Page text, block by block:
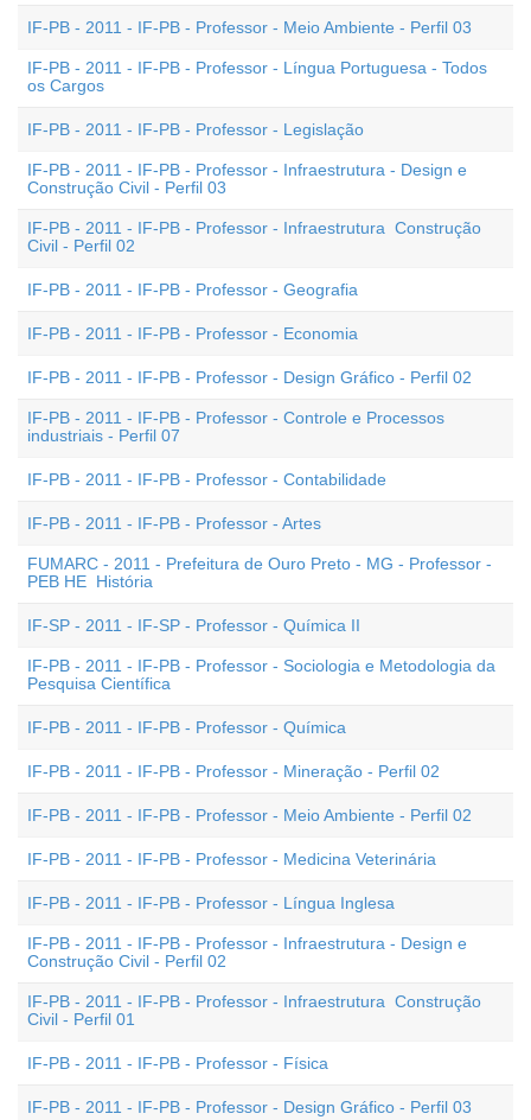
IF-PB - 2011 - IF-PB - Professor - Meio Ambiente - Perfil 03
IF-PB - 2011 - IF-PB - Professor - Língua Portuguesa - Todos
os Cargos
IF-PB - 2011 - IF-PB - Professor - Legislação
IF-PB - 2011 - IF-PB - Professor - Infraestrutura - Design e
Construção Civil - Perfil 03
IF-PB - 2011 - IF-PB - Professor - Infraestrutura  Construção
Civil - Perfil 02
IF-PB - 2011 - IF-PB - Professor - Geografia
IF-PB - 2011 - IF-PB - Professor - Economia
IF-PB - 2011 - IF-PB - Professor - Design Gráfico - Perfil 02
IF-PB - 2011 - IF-PB - Professor - Controle e Processos
industriais - Perfil 07
IF-PB - 2011 - IF-PB - Professor - Contabilidade
IF-PB - 2011 - IF-PB - Professor - Artes
FUMARC - 2011 - Prefeitura de Ouro Preto - MG - Professor -
PEB HE  História
IF-SP - 2011 - IF-SP - Professor - Química II
IF-PB - 2011 - IF-PB - Professor - Sociologia e Metodologia da
Pesquisa Científica
IF-PB - 2011 - IF-PB - Professor - Química
IF-PB - 2011 - IF-PB - Professor - Mineração - Perfil 02
IF-PB - 2011 - IF-PB - Professor - Meio Ambiente - Perfil 02
IF-PB - 2011 - IF-PB - Professor - Medicina Veterinária
IF-PB - 2011 - IF-PB - Professor - Língua Inglesa
IF-PB - 2011 - IF-PB - Professor - Infraestrutura - Design e
Construção Civil - Perfil 02
IF-PB - 2011 - IF-PB - Professor - Infraestrutura  Construção
Civil - Perfil 01
IF-PB - 2011 - IF-PB - Professor - Física
IF-PB - 2011 - IF-PB - Professor - Design Gráfico - Perfil 03